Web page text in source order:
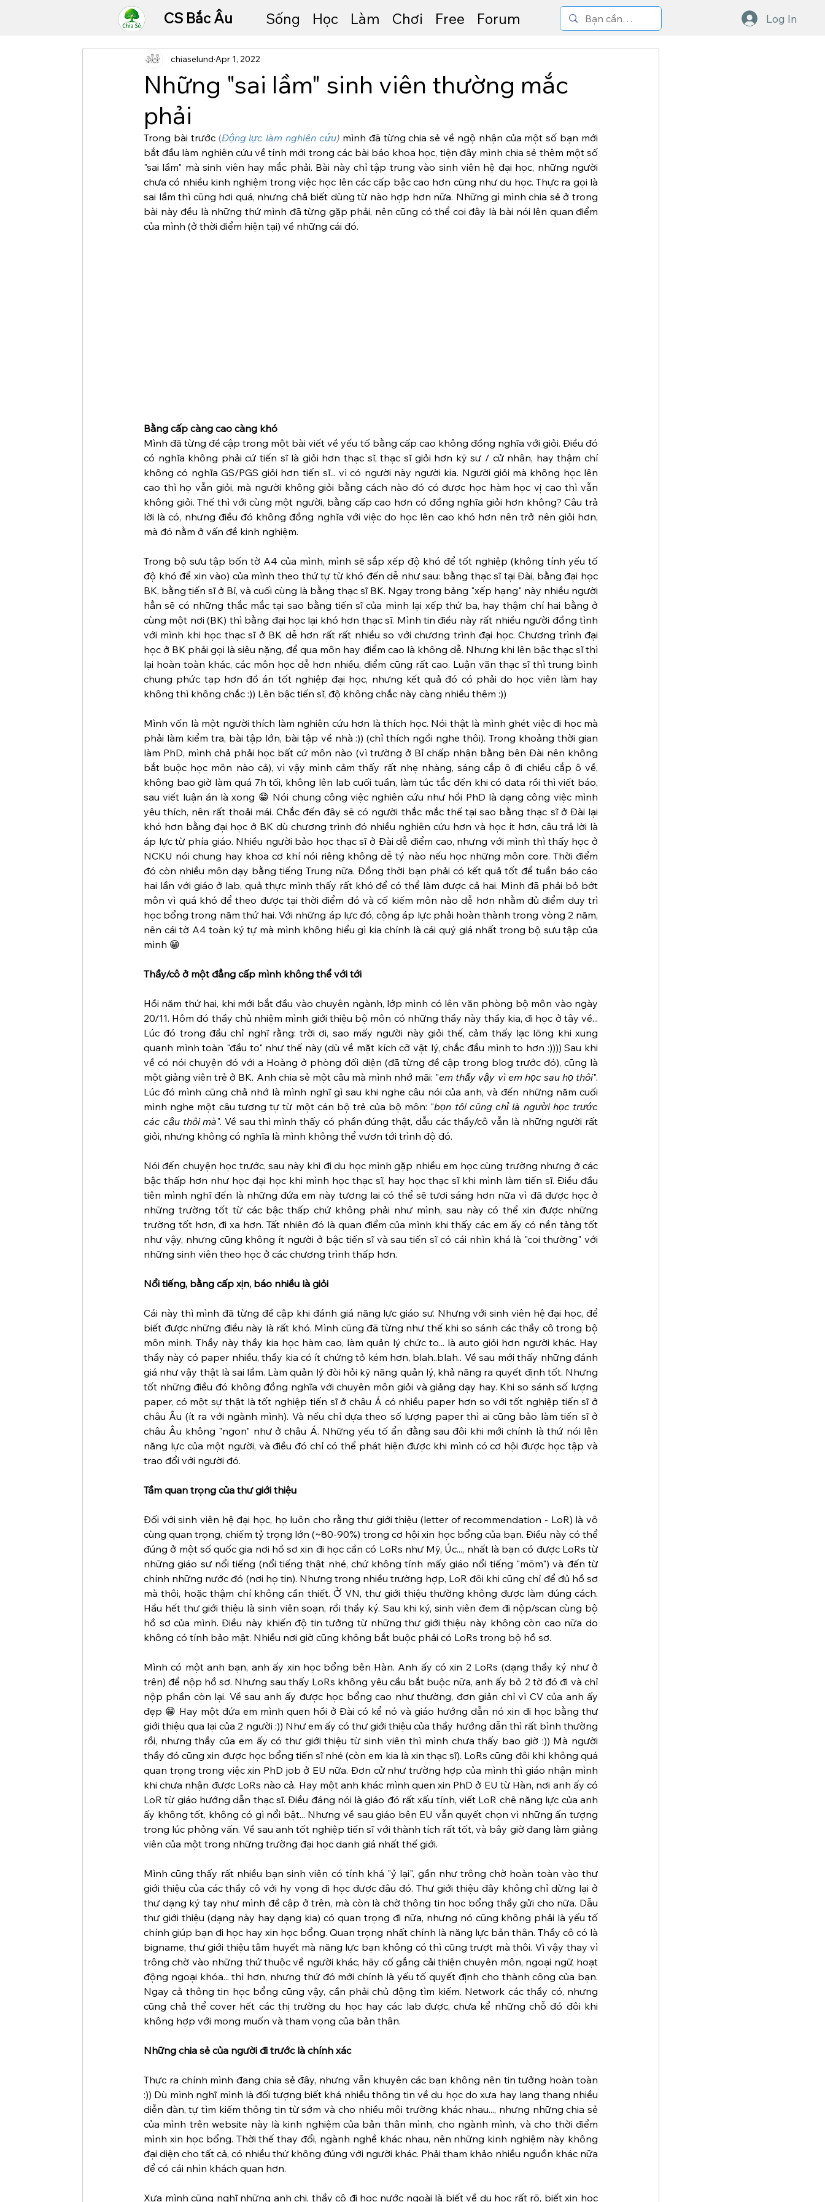
CS Bắc Âu Sống Học Làm Chơi Free Forum Log In
Những "sai lầm" sinh viên thường mắc
phải
chiaselund Apr 1, 2022
Trong bài trước (Động lực làm nghiên cứu) mình đã từng chia sẻ về ngộ nhận của một số bạn mới
bắt đầu làm nghiên cứu về tính mới trong các bài báo khoa học, tiện đây mình chia sẻ thêm một số
"sai lầm" mà sinh viên hay mắc phải. Bài này chỉ tập trung vào sinh viên hệ đại học, những người
chưa có nhiều kinh nghiệm trong việc học lên các cấp bậc cao hơn cũng như du học. Thực ra gọi là
sai lầm thì cũng hơi quá, nhưng chả biết dùng từ nào hợp hơn nữa. Những gì mình chia sẻ ở trong
bài này đều là những thứ mình đã từng gặp phải, nên cũng có thể coi đây là bài nói lên quan điểm
của mình (ở thời điểm hiện tại) về những cái đó.
Bằng cấp càng cao càng khó
Mình đã từng đề cập trong một bài viết về yếu tố bằng cấp cao không đồng nghĩa với giỏi. Điều đó
có nghĩa không phải cứ tiến sĩ là giỏi hơn thạc sĩ, thạc sĩ giỏi hơn kỹ sư / cử nhân, hay thậm chí
không có nghĩa GS/PGS giỏi hơn tiến sĩ... vì có người này người kia. Người giỏi mà không học lên
cao thì họ vẫn giỏi, mà người không giỏi bằng cách nào đó có được học hàm học vị cao thì vẫn
không giỏi. Thế thì với cùng một người, bằng cấp cao hơn có đồng nghĩa giỏi hơn không? Câu trả
lời là có, nhưng điều đó không đồng nghĩa với việc do học lên cao khó hơn nên trở nên giỏi hơn,
mà đó nằm ở vấn đề kinh nghiệm.
Trong bộ sưu tập bốn tờ A4 của mình, mình sẽ sắp xếp độ khó để tốt nghiệp (không tính yếu tố
độ khó để xin vào) của mình theo thứ tự từ khó đến dễ như sau: bằng thạc sĩ tại Đài, bằng đại học
BK, bằng tiến sĩ ở Bỉ, và cuối cùng là bằng thạc sĩ BK. Ngay trong bảng "xếp hạng" này nhiều người
hẳn sẽ có những thắc mắc tại sao bằng tiến sĩ của mình lại xếp thứ ba, hay thậm chí hai bằng ở
cùng một nơi (BK) thì bằng đại học lại khó hơn thạc sĩ. Mình tin điều này rất nhiều người đồng tình
với mình khi học thạc sĩ ở BK dễ hơn rất rất nhiều so với chương trình đại học. Chương trình đại
học ở BK phải gọi là siêu nặng, để qua môn hay điểm cao là không dễ. Nhưng khi lên bậc thạc sĩ thì
lại hoàn toàn khác, các môn học dễ hơn nhiều, điểm cũng rất cao. Luận văn thạc sĩ thì trung bình
chung phức tạp hơn đồ án tốt nghiệp đại học, nhưng kết quả đó có phải do học viên làm hay
không thì không chắc :)) Lên bậc tiến sĩ, độ không chắc này càng nhiều thêm :))
Mình vốn là một người thích làm nghiên cứu hơn là thích học. Nói thật là mình ghét việc đi học mà
phải làm kiểm tra, bài tập lớn, bài tập về nhà :)) (chỉ thích ngồi nghe thôi). Trong khoảng thời gian
làm PhD, mình chả phải học bất cứ môn nào (vì trường ở Bỉ chấp nhận bằng bên Đài nên không
bắt buộc học môn nào cả), vì vậy mình cảm thấy rất nhẹ nhàng, sáng cắp ô đi chiều cắp ô về,
không bao giờ làm quá 7h tối, không lên lab cuối tuần, làm túc tắc đến khi có data rồi thì viết báo,
sau viết luận án là xong 😁 Nói chung công việc nghiên cứu như hồi PhD là dạng công việc mình
yêu thích, nên rất thoải mái. Chắc đến đây sẽ có người thắc mắc thế tại sao bằng thạc sĩ ở Đài lại
khó hơn bằng đại học ở BK dù chương trình đó nhiều nghiên cứu hơn và học ít hơn, câu trả lời là
áp lực từ phía giáo. Nhiều người bảo học thạc sĩ ở Đài dễ điểm cao, nhưng với mình thì thấy học ở
NCKU nói chung hay khoa cơ khí nói riêng không dễ tý nào nếu học những môn core. Thời điểm
đó còn nhiều môn dạy bằng tiếng Trung nữa. Đồng thời bạn phải có kết quả tốt để tuần báo cáo
hai lần với giáo ở lab, quả thực mình thấy rất khó để có thể làm được cả hai. Mình đã phải bỏ bớt
môn vì quá khó để theo được tại thời điểm đó và cố kiếm môn nào dễ hơn nhằm đủ điểm duy trì
học bổng trong năm thứ hai. Với những áp lực đó, cộng áp lực phải hoàn thành trong vòng 2 năm,
nên cái tờ A4 toàn ký tự mà mình không hiểu gì kia chính là cái quý giá nhất trong bộ sưu tập của
mình 😁
Thầy/cô ở một đẳng cấp mình không thể với tới
Hồi năm thứ hai, khi mới bắt đầu vào chuyên ngành, lớp mình có lên văn phòng bộ môn vào ngày
20/11. Hôm đó thầy chủ nhiệm mình giới thiệu bộ môn có những thầy này thầy kia, đi học ở tây về...
Lúc đó trong đầu chỉ nghĩ rằng: trời ơi, sao mấy người này giỏi thế, cảm thấy lạc lõng khi xung
quanh mình toàn "đầu to" như thế này (dù về mặt kích cỡ vật lý, chắc đầu mình to hơn :)))) Sau khi
về có nói chuyện đó với a Hoàng ở phòng đối diện (đã từng đề cập trong blog trước đó), cũng là
một giảng viên trẻ ở BK. Anh chia sẻ một câu mà mình nhớ mãi: "em thấy vậy vì em học sau họ thôi".
Lúc đó mình cũng chả nhớ là mình nghĩ gì sau khi nghe câu nói của anh, và đến những năm cuối
mình nghe một câu tương tự từ một cán bộ trẻ của bộ môn: "bọn tôi cũng chỉ là người học trước
các cậu thôi mà". Về sau thì mình thấy có phần đúng thật, dẫu các thầy/cô vẫn là những người rất
giỏi, nhưng không có nghĩa là mình không thể vươn tới trình độ đó.
Nói đến chuyện học trước, sau này khi đi du học mình gặp nhiều em học cùng trường nhưng ở các
bậc thấp hơn như học đại học khi mình học thạc sĩ, hay học thạc sĩ khi mình làm tiến sĩ. Điều đầu
tiên mình nghĩ đến là những đứa em này tương lai có thể sẽ tươi sáng hơn nữa vì đã được học ở
những trường tốt từ các bậc thấp chứ không phải như mình, sau này có thể xin được những
trường tốt hơn, đi xa hơn. Tất nhiên đó là quan điểm của mình khi thấy các em ấy có nền tảng tốt
như vậy, nhưng cũng không ít người ở bậc tiến sĩ và sau tiến sĩ có cái nhìn khá là "coi thường" với
những sinh viên theo học ở các chương trình thấp hơn.
Nổi tiếng, bằng cấp xịn, báo nhiều là giỏi
Cái này thì mình đã từng đề cập khi đánh giá năng lực giáo sư. Nhưng với sinh viên hệ đại học, để
biết được những điều này là rất khó. Mình cũng đã từng như thế khi so sánh các thầy cô trong bộ
môn mình. Thầy này thầy kia học hàm cao, làm quản lý chức to... là auto giỏi hơn người khác. Hay
thầy này có paper nhiều, thầy kia có ít chứng tỏ kém hơn, blah..blah.. Về sau mới thấy những đánh
giá như vậy thật là sai lầm. Làm quản lý đòi hỏi kỹ năng quản lý, khả năng ra quyết định tốt. Nhưng
tốt những điều đó không đồng nghĩa với chuyên môn giỏi và giảng dạy hay. Khi so sánh số lượng
paper, có một sự thật là tốt nghiệp tiến sĩ ở châu Á có nhiều paper hơn so với tốt nghiệp tiến sĩ ở
châu Âu (ít ra với ngành mình). Và nếu chỉ dựa theo số lượng paper thì ai cũng bảo làm tiến sĩ ở
châu Âu không "ngon" như ở châu Á. Những yếu tố ẩn đằng sau đôi khi mới chính là thứ nói lên
năng lực của một người, và điều đó chỉ có thể phát hiện được khi mình có cơ hội được học tập và
trao đổi với người đó.
Tầm quan trọng của thư giới thiệu
Đối với sinh viên hệ đại học, họ luôn cho rằng thư giới thiệu (letter of recommendation - LoR) là vô
cùng quan trọng, chiếm tỷ trọng lớn (~80-90%) trong cơ hội xin học bổng của bạn. Điều này có thể
đúng ở một số quốc gia nơi hồ sơ xin đi học cần có LoRs như Mỹ, Úc..., nhất là bạn có được LoRs từ
những giáo sư nổi tiếng (nổi tiếng thật nhé, chứ không tính mấy giáo nổi tiếng "mõm") và đến từ
chính những nước đó (nơi họ tin). Nhưng trong nhiều trường hợp, LoR đôi khi cũng chỉ để đủ hồ sơ
mà thôi, hoặc thậm chí không cần thiết. Ở VN, thư giới thiệu thường không được làm đúng cách.
Hầu hết thư giới thiệu là sinh viên soạn, rồi thầy ký. Sau khi ký, sinh viên đem đi nộp/scan cùng bộ
hồ sơ của mình. Điều này khiến độ tin tưởng từ những thư giới thiệu này không còn cao nữa do
không có tính bảo mật. Nhiều nơi giờ cũng không bắt buộc phải có LoRs trong bộ hồ sơ.
Mình có một anh bạn, anh ấy xin học bổng bên Hàn. Anh ấy có xin 2 LoRs (dạng thầy ký như ở
trên) để nộp hồ sơ. Nhưng sau thấy LoRs không yêu cầu bắt buộc nữa, anh ấy bỏ 2 tờ đó đi và chỉ
nộp phần còn lại. Về sau anh ấy được học bổng cao như thường, đơn giản chỉ vì CV của anh ấy
đẹp 😁 Hay một đứa em mình quen hồi ở Đài có kể nó và giáo hướng dẫn nó xin đi học bằng thư
giới thiệu qua lại của 2 người :)) Như em ấy có thư giới thiệu của thầy hướng dẫn thì rất bình thường
rồi, nhưng thầy của em ấy có thư giới thiệu từ sinh viên thì mình chưa thấy bao giờ :)) Mà người
thầy đó cũng xin được học bổng tiến sĩ nhé (còn em kia là xin thạc sĩ). LoRs cũng đôi khi không quá
quan trọng trong việc xin PhD job ở EU nữa. Đơn cử như trường hợp của mình thì giáo nhận mình
khi chưa nhận được LoRs nào cả. Hay một anh khác mình quen xin PhD ở EU từ Hàn, nơi anh ấy có
LoR từ giáo hướng dẫn thạc sĩ. Điều đáng nói là giáo đó rất xấu tính, viết LoR chê năng lực của anh
ấy không tốt, không có gì nổi bật... Nhưng về sau giáo bên EU vẫn quyết chọn vì những ấn tượng
trong lúc phỏng vấn. Về sau anh tốt nghiệp tiến sĩ với thành tích rất tốt, và bây giờ đang làm giảng
viên của một trong những trường đại học danh giá nhất thế giới.
Mình cũng thấy rất nhiều bạn sinh viên có tính khá "ỷ lại", gần như trông chờ hoàn toàn vào thư
giới thiệu của các thầy cô với hy vọng đi học được đâu đó. Thư giới thiệu đây không chỉ dừng lại ở
thư dạng ký tay như mình đề cập ở trên, mà còn là chờ thông tin học bổng thầy gửi cho nữa. Dẫu
thư giới thiệu (dạng này hay dạng kia) có quan trọng đi nữa, nhưng nó cũng không phải là yếu tố
chính giúp bạn đi học hay xin học bổng. Quan trọng nhất chính là năng lực bản thân. Thầy cô có là
bigname, thư giới thiệu tâm huyết mà năng lực bạn không có thì cũng trượt mà thôi. Vì vậy thay vì
trông chờ vào những thứ thuộc về người khác, hãy cố gắng cải thiện chuyên môn, ngoại ngữ, hoạt
động ngoại khóa... thì hơn, nhưng thứ đó mới chính là yếu tố quyết định cho thành công của bạn.
Ngay cả thông tin học bổng cũng vậy, cần phải chủ động tìm kiếm. Network các thầy có, nhưng
cũng chả thể cover hết các thị trường du học hay các lab được, chưa kể những chỗ đó đôi khi
không hợp với mong muốn và tham vọng của bản thân.
Những chia sẻ của người đi trước là chính xác
Thực ra chính mình đang chia sẻ đây, nhưng vẫn khuyên các bạn không nên tin tưởng hoàn toàn
:)) Dù mình nghĩ mình là đối tượng biết khá nhiều thông tin về du học do xưa hay lang thang nhiều
diễn đàn, tự tìm kiếm thông tin từ sớm và cho nhiều môi trường khác nhau..., nhưng những chia sẻ
của mình trên website này là kinh nghiệm của bản thân mình, cho ngành mình, và cho thời điểm
mình xin học bổng. Thời thế thay đổi, ngành nghề khác nhau, nên những kinh nghiệm này không
đại diện cho tất cả, có nhiều thứ không đúng với người khác. Phải tham khảo nhiều nguồn khác nữa
để có cái nhìn khách quan hơn.
Xưa mình cũng nghĩ những anh chị, thầy cô đi học nước ngoài là biết về du học rất rõ, biết xin học